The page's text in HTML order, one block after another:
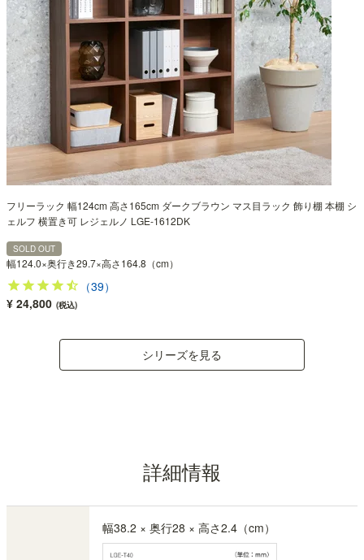
フリーラック 幅124cm 高さ165cm ダークブラウン マス目ラック 飾り棚 本棚 シ
ェルフ 横置き可 レジェルノ LGE-1612DK
SOLD OUT
幅124.0×奥行き29.7×高さ164.8（cm）
（39）
¥ 24,800 (税込)
シリーズを見る
詳細情報
幅38.2 × 奥行28 × 高さ2.4（cm）